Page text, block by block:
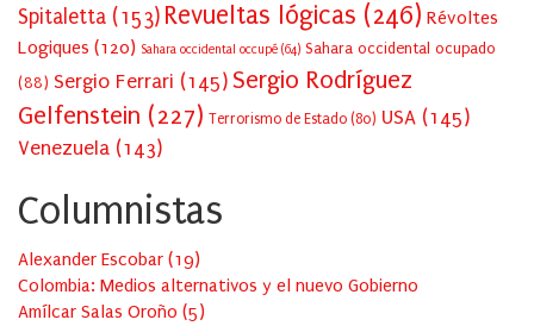
Spitaletta (153) Revueltas lógicas (246) Révoltes
Logiques (120) Sahara occidental occupé (64) Sahara occidental ocupado
(88) Sergio Ferrari (145) Sergio Rodríguez
Gelfenstein (227) Terrorismo de Estado (80) USA (145)
Venezuela (143)
Columnistas
Alexander Escobar (19)
Colombia: Medios alternativos y el nuevo Gobierno
Amílcar Salas Oroño (5)